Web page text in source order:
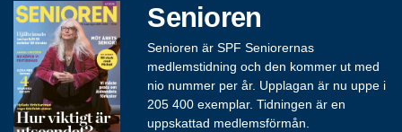
Senioren
Senioren är SPF Seniorernas
medlemstidning och den kommer ut med
nio nummer per år. Upplagan är nu uppe i
205 400 exemplar. Tidningen är en
uppskattad medlemsförmån.